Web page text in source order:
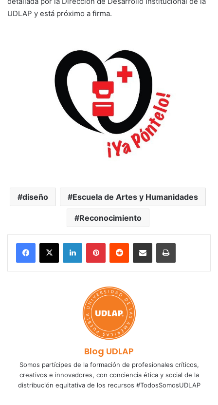
UDLAP y está próximo a firma.
diseño Escuela de Artes y Humanidades
Reconocimiento
LinkedInPinterestReddit Share via Email Print
Blog UDLAP
Somos partícipes de la formación de profesionales críticos,
creativos e innovadores, con conciencia ética y social de la
distribución equitativa de los recursos #TodosSomosUDLAP